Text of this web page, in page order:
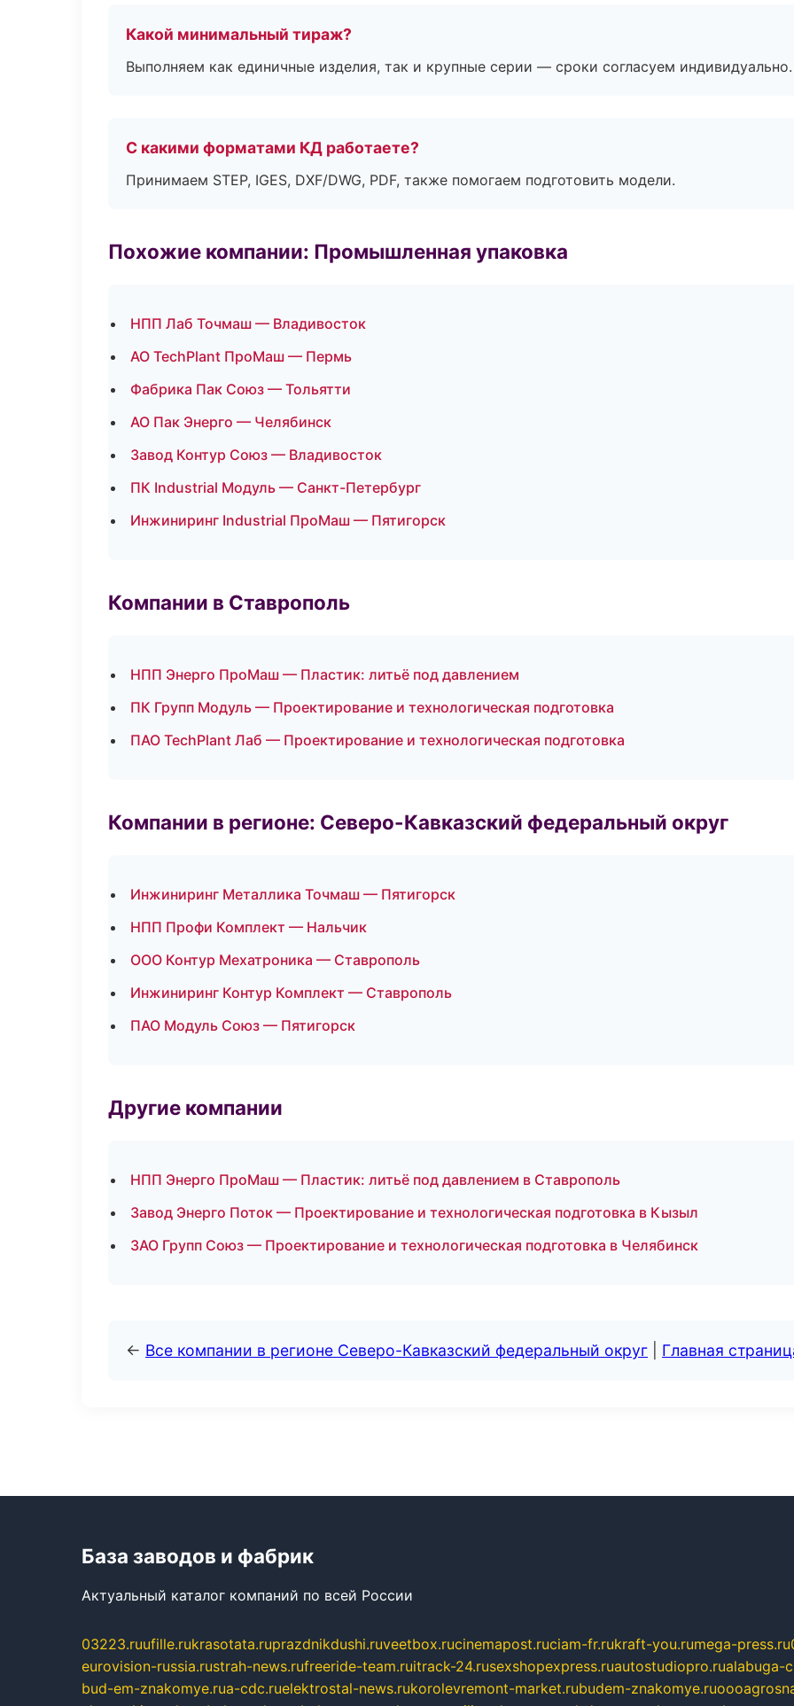
Какой минимальный тираж?
Выполняем как единичные изделия, так и крупные серии — сроки согласуем индивидуально.
С какими форматами КД работаете?
Принимаем STEP, IGES, DXF/DWG, PDF, также помогаем подготовить модели.
Похожие компании: Промышленная упаковка
НПП Лаб Точмаш — Владивосток
АО TechPlant ПроМаш — Пермь
Фабрика Пак Союз — Тольятти
АО Пак Энерго — Челябинск
Завод Контур Союз — Владивосток
ПК Industrial Модуль — Санкт-Петербург
Инжиниринг Industrial ПроМаш — Пятигорск
Компании в Ставрополь
НПП Энерго ПроМаш — Пластик: литьё под давлением
ПК Групп Модуль — Проектирование и технологическая подготовка
ПАО TechPlant Лаб — Проектирование и технологическая подготовка
Компании в регионе: Северо-Кавказский федеральный округ
Инжиниринг Металлика Точмаш — Пятигорск
НПП Профи Комплект — Нальчик
ООО Контур Мехатроника — Ставрополь
Инжиниринг Контур Комплект — Ставрополь
ПАО Модуль Союз — Пятигорск
Другие компании
НПП Энерго ПроМаш — Пластик: литьё под давлением в Ставрополь
Завод Энерго Поток — Проектирование и технологическая подготовка в Кызыл
ЗАО Групп Союз — Проектирование и технологическая подготовка в Челябинск
← Все компании в регионе Северо-Кавказский федеральный округ Главная
База заводов и фабрик
Актуальный каталог компаний по всей России
03223.ruufille.rukrasotata.ruprazdnikdushi.ruveetbox.rucinemapost.ruciam-fr.rukraft-you.rumega-press.ru
eurovision-russia.rustrah-news.rufreeride-team.ruitrack-24.rusexshopexpress.ruautostudiopro.rualabuga-
bud-em-znakomye.rua-cdc.ruelektrostal-news.rukorolevremont-market.rubudem-znakomye.ru